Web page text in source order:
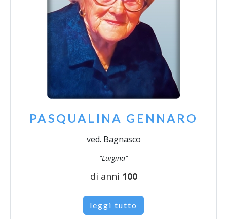
PASQUALINA GENNARO
ved. Bagnasco
"Luigina"
di anni 100
leggi tutto